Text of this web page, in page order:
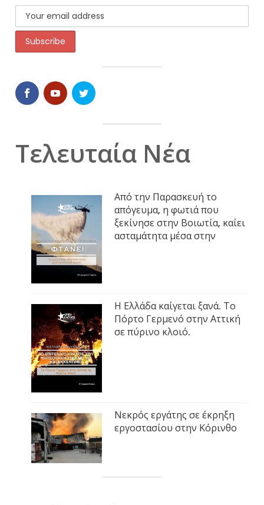
Τελευταία Νέα
Από την Παρασκευή το
απόγευμα, η φωτιά που
ξεκίνησε στην Βοιωτία, καίει
ασταμάτητα μέσα στην
Η Ελλάδα καίγεται ξανά. Το
Πόρτο Γερμενό στην Αττική
σε πύρινο κλοιό.
Νεκρός εργάτης σε έκρηξη
εργοστασίου στην Κόρινθο